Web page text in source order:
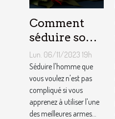
Comment
séduire son
homme ?
Lun. 06/11/2023 19h
Séduire l'homme que
vous voulez n'est pas
compliqué si vous
apprenez à utiliser l'une
des meilleures armes...